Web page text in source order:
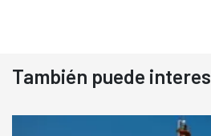
También puede